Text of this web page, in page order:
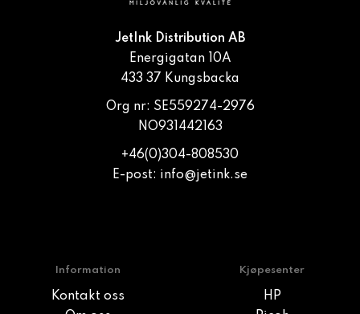
JetInk Distribution AB
Energigatan 10A
433 37 Kungsbacka
Org nr: SE559274-2976
NO931442163
+46(0)304-808530
E-post: info@jetink.se
Information
Kontakt oss
Kjøpesenter
HP